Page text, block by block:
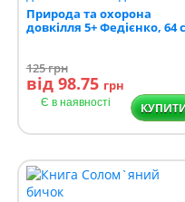
Природа та охорона
довкілля 5+ Федієнко, 64
125грн
від 98.75 грн
Є в наявності